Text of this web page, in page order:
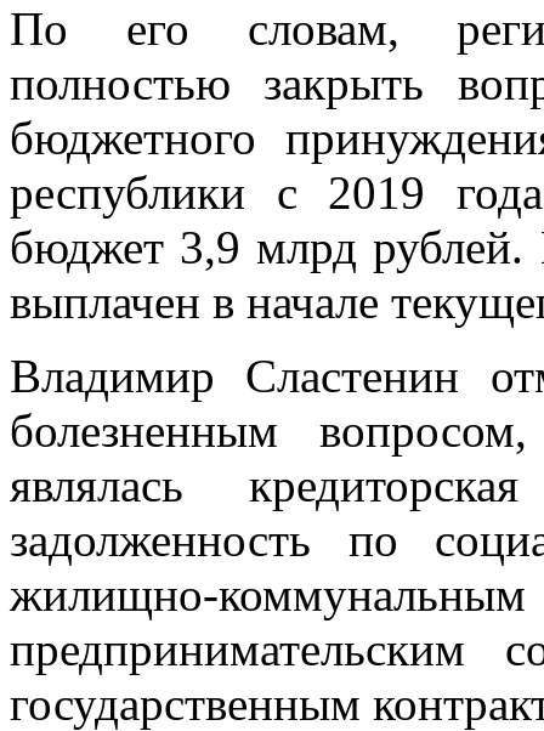
По его словам,
полностью закрыть
бюджетного
республики с 2019
бюджет 3,9 млрд
выплачен в начале
Владимир Сластенин
болезненным
являлась
задолженность по
жилищно-
предпринимательским
государственным